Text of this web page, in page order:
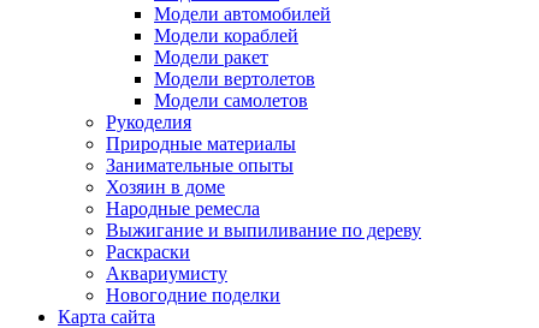
Модели автомобилей
Модели кораблей
Модели ракет
Модели вертолетов
Модели самолетов
Рукоделия
Природные материалы
Занимательные опыты
Хозяин в доме
Народные ремесла
Выжигание и выпиливание по дереву
Раскраски
Аквариумисту
Новогодние поделки
Карта сайта